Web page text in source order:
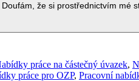
že si prostřednictvím mé
práce na částečný úvazek,
práce pro OZP, Pracovní